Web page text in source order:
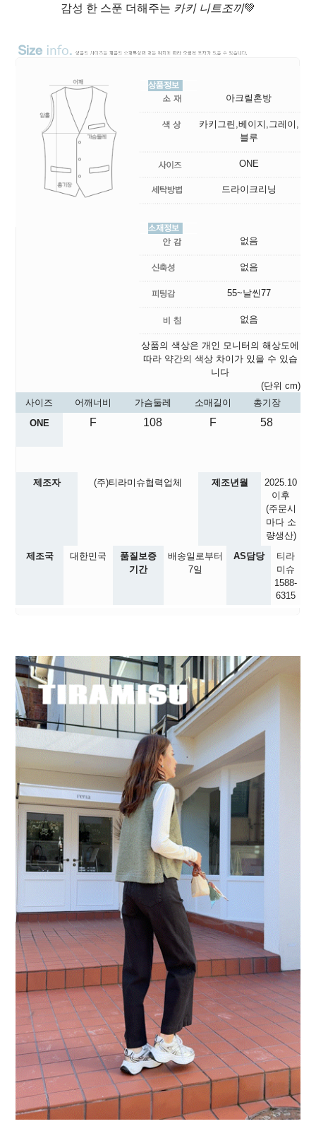
감성 한 스푼 더해주는 카키 니트조끼💚
아크릴혼방
카키그린,베이지,그레이,
블루
ONE
드라이크리닝
없음
없음
55~날씬77
없음
상품의 색상은 개인 모니터의 해상도에
따라 약간의 색상 차이가 있을 수 있습
니다
(단위 cm)
사이즈
어깨너비 가슴둘레 소매길이
총기장
ONE
F 108 F 58
제조자 (주)티라미슈협력업체 제조년월
2025.10
이후
(주문시
마다 소
량생산)
제조국
대한민국
품질보증
기간
배송일로부터
7일
AS담당
티라
미슈
1588-
6315